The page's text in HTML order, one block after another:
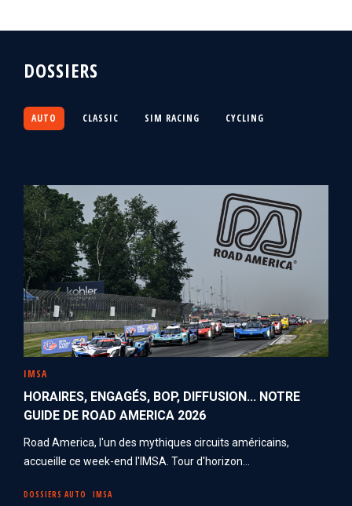
DOSSIERS
AUTO CLASSIC SIM RACING CYCLING
IMSA
HORAIRES, ENGAGÉS, BOP, DIFFUSION... NOTRE
GUIDE DE ROAD AMERICA 2026
Road America, l'un des mythiques circuits américains,
accueille ce week-end l'IMSA. Tour d'horizon...
DOSSIERS AUTO IMSA